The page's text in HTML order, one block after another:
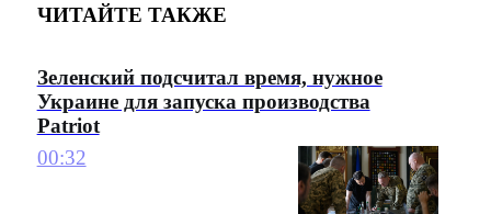
ЧИТАЙТЕ ТАКЖЕ
Зеленский подсчитал время, нужное
Украине для запуска производства
Patriot
00:32